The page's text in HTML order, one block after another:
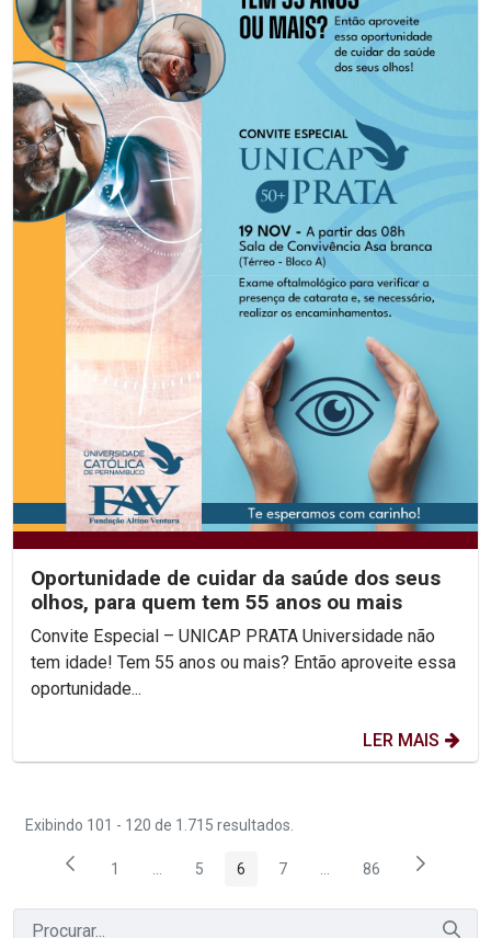
Oportunidade de cuidar da saúde dos seus
olhos, para quem tem 55 anos ou mais
Convite Especial – UNICAP PRATA Universidade não
tem idade! Tem 55 anos ou mais? Então aproveite essa
oportunidade...
LER MAIS
Exibindo 101 - 120 de 1.715 resultados.
Página
1 Páginas intermediárias Usar ABA para navegar.
Página
5 Página
6 Página
7 Páginas intermediárias
Página
86